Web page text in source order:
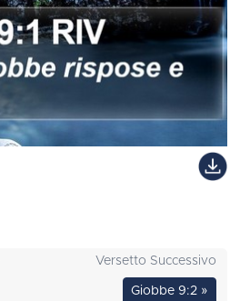
Versetto Successivo
Giobbe 9:2 »